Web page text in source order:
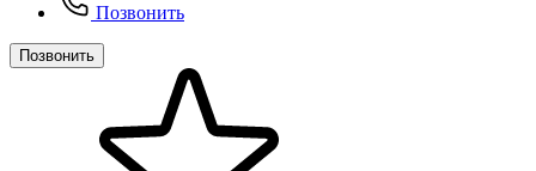
Позвонить
Позвонить